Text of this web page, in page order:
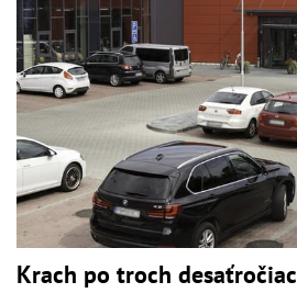
Krach po troch